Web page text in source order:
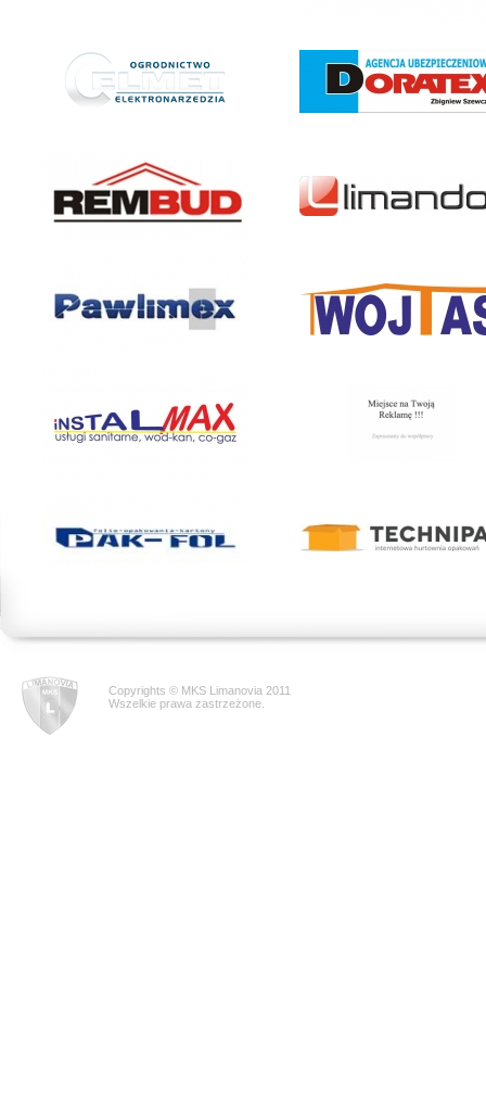
Copyrights © MKS Limanovia 2011
Wszelkie prawa zastrzeżone.